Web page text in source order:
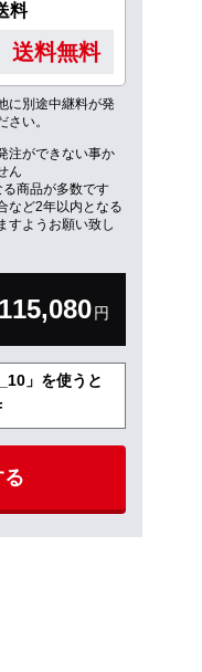
料
送料無料
に別途中継料が発
い。
注ができない事か
ん
商品が多数です
など2年以内となる
すようお願い致し
115,080円
」を使うと